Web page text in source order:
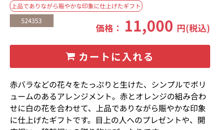
上品でありながら賑やかな印象に仕上げたギフト
524353
価格： 11,000 円(税込)
カートに入れる
赤バラなどの花々をたっぷりと生けた、シンプルでボリ
ュームのあるアレンジメント。赤とオレンジの組み合わ
せに白の花を合わせて、上品でありながら賑やかな印象
に仕上げたギフトです。目上の人へのプレゼントや、開